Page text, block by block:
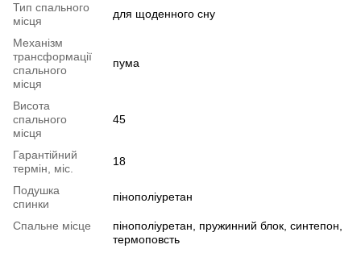
Тип спального
місця
для щоденного сну
Механізм
трансформації
спального
місця
пума
Висота
спального
місця
45
Гарантійний
термін, міс.
18
Подушка
спинки
пінополіуретан
Спальне місце
пінополіуретан, пружинний блок, синтепон,
термоповсть